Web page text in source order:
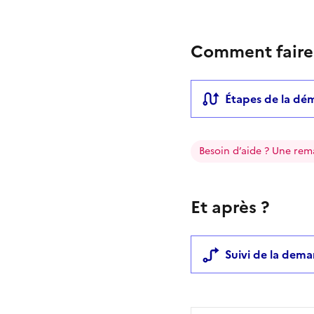
Comment
Étapes de la
Besoin d’aide ? Une
Et après ?
Suivi de la